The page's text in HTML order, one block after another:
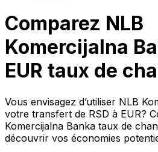
Comparez NLB
Komercijalna
EUR taux de
Vous envisagez d’utiliser NLB
votre transfert de RSD à EUR?
Komercijalna Banka taux de
découvrir vos économies